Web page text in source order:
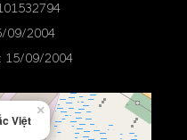
09/2004
15/09/2004
Việt
×